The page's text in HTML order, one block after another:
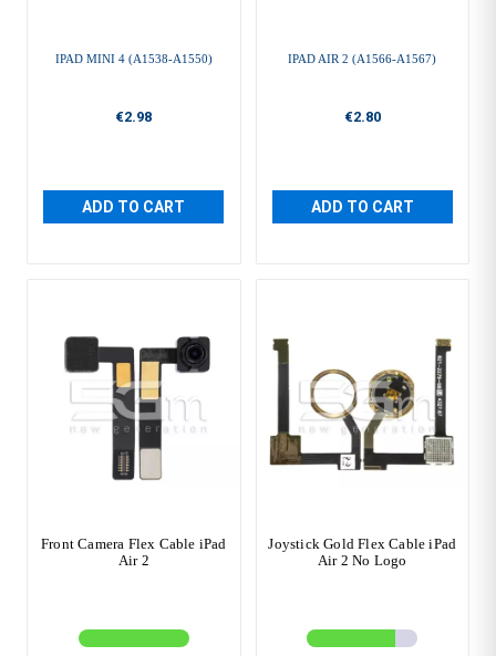
IPAD MINI 4 (A1538-A1550)
€2.98
ADD TO CART
IPAD AIR 2 (A1566-A1567)
€2.80
ADD TO CART
Front Camera Flex Cable iPad
Air 2
Joystick Gold Flex Cable iPad
Air 2 No Logo